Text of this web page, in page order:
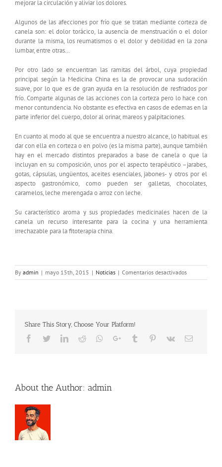
mejorar la circulación y aliviar los dolores.
Algunos de las afecciones por frío que se tratan mediante corteza de
canela son: el dolor torácico, la ausencia de menstruación o el dolor
durante la misma, los reumatismos o el dolor y debilidad en la zona
lumbar, entre otras…
Por otro lado se encuentran las ramitas del árbol, cuya propiedad
principal según la Medicina China es la de provocar una sudoración
suave, por lo que es de gran ayuda en la resolución de resfriados por
frío. Comparte algunas de las acciones con la corteza pero lo hace con
menor contundencia. No obstante es efectiva en casos de edemas en la
parte inferior del cuerpo, dolor al orinar, mareos y palpitaciones.
En cuanto al modo al que se encuentra a nuestro alcance, lo habitual es
dar con ella en corteza o en polvo (es la misma parte), aunque también
hay en el mercado distintos preparados a base de canela o que la
incluyan en su composición, unos por el aspecto terapéutico –jarabes,
gotas, cápsulas, ungüentos, aceites esenciales, jabones- y otros por el
aspecto gastronómico, como pueden ser galletas, chocolates,
caramelos, leche merengada o arroz con leche.
Su característico aroma y sus propiedades medicinales hacen de la
canela un recurso interesante para la cocina y una herramienta
irrechazable para la fitoterapia china.
By admin | mayo 15th, 2015 | Noticias | Comentarios desactivadosen
Conoces
Share This Story, Choose Your Platform!
Facebook
TwitterLinkedIn
Reddit Whatsapp
Google+Tumblr Pinterest
Vk Email
About the Author: admin